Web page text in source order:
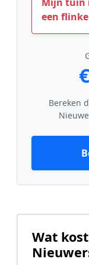
Mijn tuin
een
Bereken
Wat